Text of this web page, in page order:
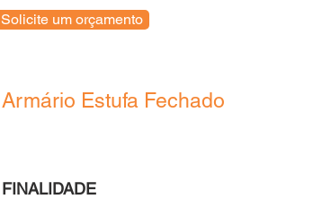
Armário Estufa Fechado
FINALIDADE
Solicite um orçamento